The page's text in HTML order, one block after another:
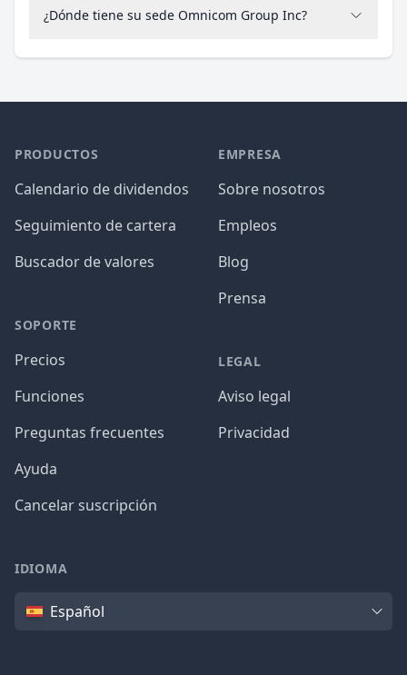
¿Dónde tiene su sede Omnicom Group Inc?
PRODUCTOS
Calendario de dividendos
Seguimiento de cartera
Buscador de valores
SOPORTE
Precios
Funciones
Preguntas frecuentes
Ayuda
Cancelar suscripción
EMPRESA
Sobre nosotros
Empleos
Blog
Prensa
LEGAL
Aviso legal
Privacidad
IDIOMA
IdiomaEspañol